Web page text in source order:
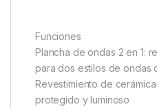
Funciones
Plancha de ondas 2 en 1:
para dos estilos de ondas
Revestimiento de
protegido y luminoso